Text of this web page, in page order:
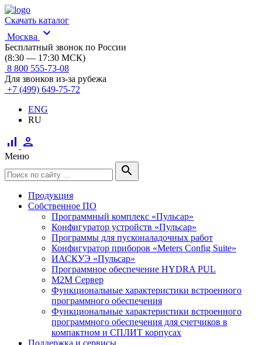
Скачать каталог
Москва
expand_more
Бесплатный звонок по России
(8:30 — 17:30 МСК)
8 800 555-73-08
Для звонков из-за рубежа
+7 (499) 649-75-72
ENG
RU
signal_cellular_alt person
Меню
search
Продукция
Собственное ПО
Программный комплекс «Пульсар»
Конфигуратор устройств «Пульсар»
Программы для пусконаладочных работ
Конфигуратор приборов «Meters Config Suite»
ИАСКУЭ «Пульсар»
Программное обеспечение HYDRA PUL
M2M Сервер
Функциональные характеристики встроенного
программного обеспечения
Функциональные характеристики встроенного
программного обеспечения для счетчиков в
компактном и СПЛИТ корпусах
Поддержка и сервисы